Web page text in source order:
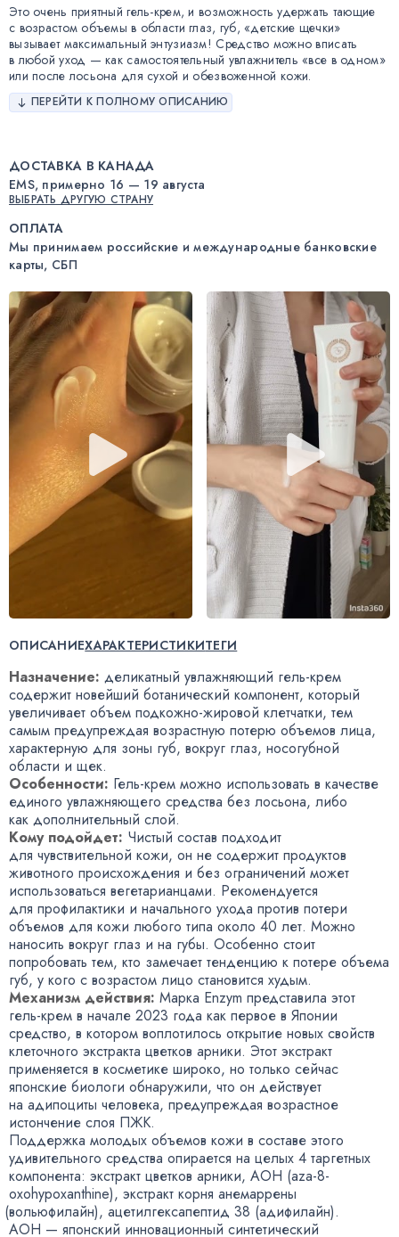
Это очень приятный гель-крем, и возможность удержать тающие
с возрастом объемы в области глаз, губ, «детские щечки»
вызывает максимальный энтузиазм! Средство можно вписать
в любой уход — как самостоятельный увлажнитель «все в одном»
или после лосьона для сухой и обезвоженной кожи.
ПЕРЕЙТИ К ПОЛНОМУ ОПИСАНИЮ
ДОСТАВКА В КАНАДА
EMS, примерно 16 — 19 августа
ВЫБРАТЬ ДРУГУЮ СТРАНУ
ОПЛАТА
Мы принимаем российские и международные банковские
карты, СБП
ОПИСАНИЕХАРАКТЕРИСТИКИТЕГИ
Назначение: деликатный увлажняющий гель-крем
содержит новейший ботанический компонент, который
увеличивает объем подкожно-жировой клетчатки, тем
самым предупреждая возрастную потерю объемов лица,
характерную для зоны губ, вокруг глаз, носогубной
области и щек.
Особенности: Гель-крем можно использовать в качестве
единого увлажняющего средства без лосьона, либо
как дополнительный слой.
Кому подойдет: Чистый состав подходит
для чувствительной кожи, он не содержит продуктов
животного происхождения и без ограничений может
использоваться вегетарианцами. Рекомендуется
для профилактики и начального ухода против потери
объемов для кожи любого типа около 40 лет. Можно
наносить вокруг глаз и на губы. Особенно стоит
попробовать тем, кто замечает тенденцию к потере объема
губ, у кого с возрастом лицо становится худым.
Механизм действия: Марка Enzym представила этот
гель-крем в начале 2023 года как первое в Японии
средство, в котором воплотилось открытие новых свойств
клеточного экстракта цветков арники. Этот экстракт
применяется в косметике широко, но только сейчас
японские биологи обнаружили, что он действует
на адипоциты человека, предупреждая возрастное
истончение слоя ПЖК.
Поддержка молодых объемов кожи в составе этого
удивительного средства опирается на целых 4 таргетных
компонента: экстракт цветков арники, АОН (aza-8-
oxohypoxanthine), экстракт корня анемаррены
(вольюфилайн), ацетилгексапептид 38 (адифилайн).
AOH — японский инновационный синтетический